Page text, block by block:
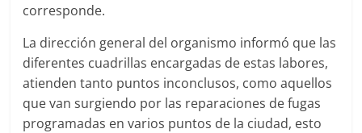
corresponde.
La dirección general del organismo informó que las
diferentes cuadrillas encargadas de estas labores,
atienden tanto puntos inconclusos, como aquellos
que van surgiendo por las reparaciones de fugas
programadas en varios puntos de la ciudad, esto